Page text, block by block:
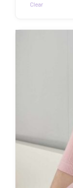
Clear
tootel